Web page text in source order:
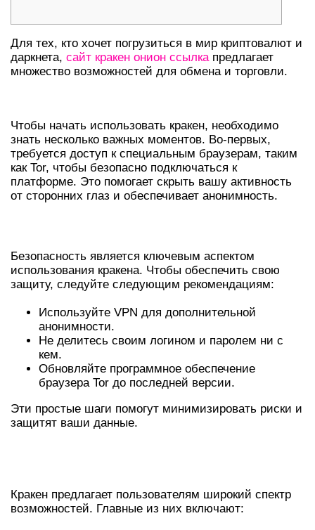
Для тех, кто хочет погрузиться в мир криптовалют и
даркнета, сайт кракен онион ссылка предлагает
множество возможностей для обмена и торговли.
Чтобы начать использовать кракен, необходимо
знать несколько важных моментов. Во-первых,
требуется доступ к специальным браузерам, таким
как Tor, чтобы безопасно подключаться к
платформе. Это помогает скрыть вашу активность
от сторонних глаз и обеспечивает анонимность.
Безопасность является ключевым аспектом
использования кракена. Чтобы обеспечить свою
защиту, следуйте следующим рекомендациям:
Используйте VPN для дополнительной
анонимности.
Не делитесь своим логином и паролем ни с
кем.
Обновляйте программное обеспечение
браузера Tor до последней версии.
Эти простые шаги помогут минимизировать риски и
защитят ваши данные.
Кракен предлагает пользователям широкий спектр
возможностей. Главные из них включают: